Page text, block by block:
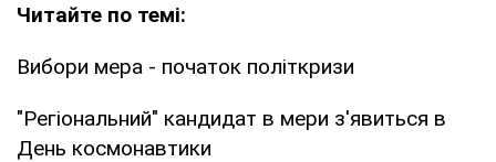
Читайте по темі:
Вибори мера - початок політкризи
"Регіональний" кандидат в мери з'явиться в
День космонавтики